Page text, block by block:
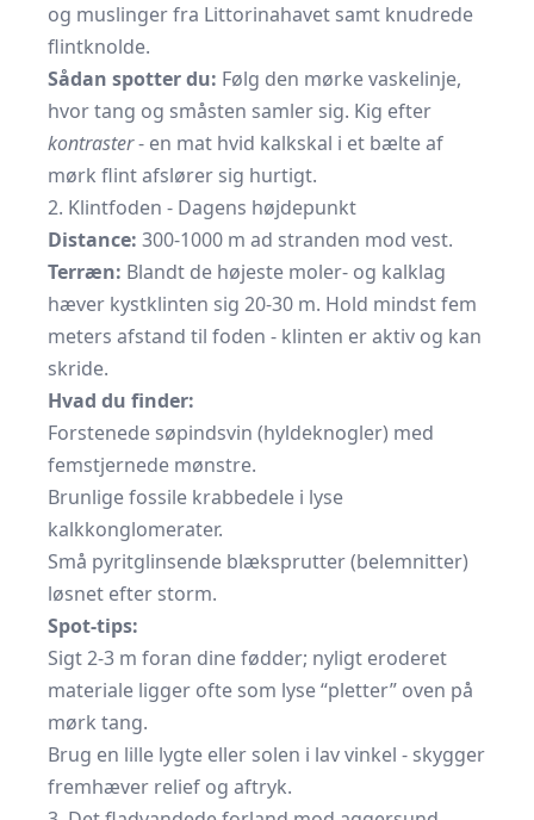
og muslinger fra Littorinahavet samt knudrede
flintknolde.
Sådan spotter du: Følg den mørke vaskelinje,
hvor tang og småsten samler sig. Kig efter
kontraster- en mat hvid kalkskal i et bælte af
mørk flint afslører sig hurtigt.
2. Klintfoden - Dagens højdepunkt
Distance: 300-1000 m ad stranden mod vest.
Terræn: Blandt de højeste moler- og kalklag
hæver kystklinten sig 20-30 m. Hold mindst fem
meters afstand til foden - klinten er aktiv og kan
skride.
Hvad du finder:
Forstenede søpindsvin (hyldeknogler) med
femstjernede mønstre.
Brunlige fossile krabbedele i lyse
kalkkonglomerater.
Små pyritglinsende blæksprutter (belemnitter)
løsnet efter storm.
Spot-tips:
Sigt 2-3 m foran dine fødder; nyligt eroderet
materiale ligger ofte som lyse “pletter” oven på
mørk tang.
Brug en lille lygte eller solen i lav vinkel - skygger
fremhæver relief og aftryk.